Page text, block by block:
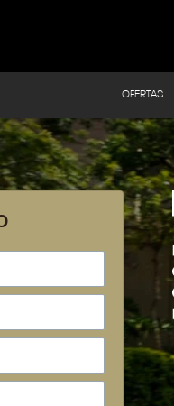
OFERTAS